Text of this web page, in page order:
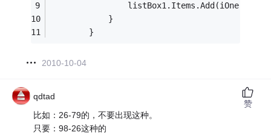
            }
        }
2010-10-04
qdtad
比如：26-79的，不要出现这种。
只要：98-26这种的
赞